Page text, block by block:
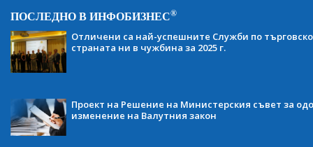
ПОСЛЕДНО В ИНФОБИЗНЕС®
Отличени са най-успешните Служби по
страната ни в чужбина за 2025 г.
Проект на Решение на Министерския съвет за
изменение на Валутния закон